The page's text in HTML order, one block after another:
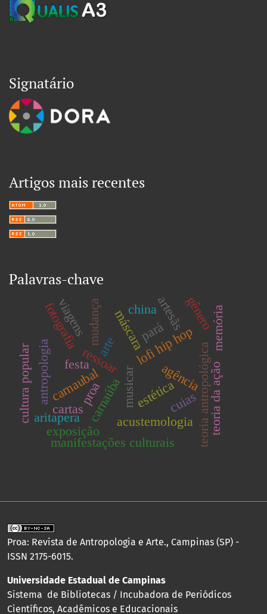
Signatário
Artigos mais recentes
Palavras-chave
estética
agênciateoria antropológica
arte
teoria da ação
musicar
acustemologia
ressoar lofi hip hop
carnaubalcarnaúba
máscara
festa
memória
mudança
fotografia
proa
antropologia
pará
cuias
artesãs
aritapera
cultura popular
exposição
gênero
cartas
viagens
manifestações culturais
china
Proa: Revista de Antropologia e Arte., Campinas (SP) -
ISSN 2175-6015.
Universidade Estadual de Campinas
Sistema de Bibliotecas / Incubadora de Periódicos
Científicos, Acadêmicos e Educacionais